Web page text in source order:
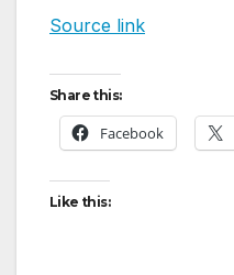
Source link
Share this:
Facebook
Like this: